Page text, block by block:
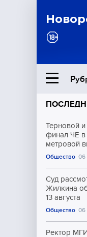
Терновой
финал ЧЕ в
метровой
Общество 06
Суд
Жилкина
13 августа
Общество 06
Ректор